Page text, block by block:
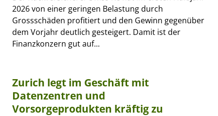
2026 von einer geringen Belastung durch
Grossschäden profitiert und den Gewinn gegenüber
dem Vorjahr deutlich gesteigert. Damit ist der
Finanzkonzern gut auf...
Zurich legt im Geschäft mit
Datenzentren und
Vorsorgeprodukten kräftig zu